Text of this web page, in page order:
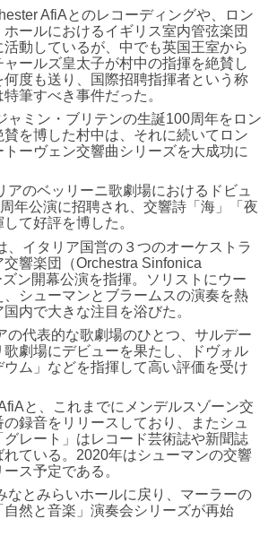
AfiAとのレコーディングや、ロン
ホールにおけるイギリス室内管弦楽団
動しているが、中でも英国王室から
ールズ皇太子が村中の指揮を絶賛し
度も送り、国際招聘指揮者という称
筆すべき事件だった。
ャミン・ブリテンの生誕100周年をロン
賛を博した村中は、それに続いてロン
トーヴェン交響曲シリーズを大成功に
アのベッリーニ歌劇場におけるドビュ
年公演に招聘され、交響詩「海」「夜
て好評を博した。
、イタリア国営の３つのオーケストラ
響楽団（Orchestra Sinfonica
ン開幕公演を指揮。ソリストにウー
、シューマンとブラームスの演奏を熱
内で大きな注目を浴びた。
の代表的な歌劇場のひとつ、サルデー
劇場にデビューを果たし、ドヴォル
ム」などを指揮して高い評価を受け
と、これまでにメンデルスゾーン交
録音をリリースしており、またシュ
レート」はレコード芸術誌や新聞誌
れている。2020年はシューマンの交響
ス予定である。
なとみらいホールに戻り、マーラーの
然と音楽」演奏会シリーズが再始